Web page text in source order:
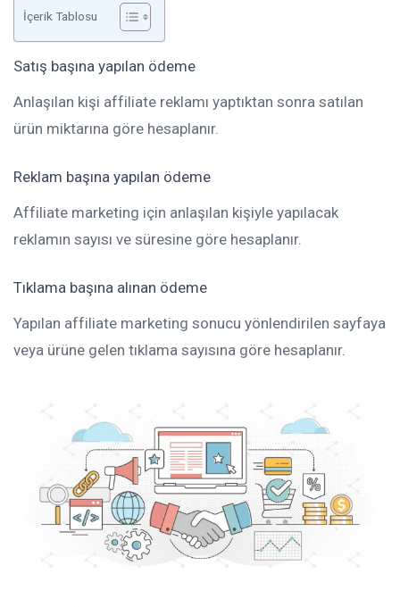
İçerik Tablosu
Satış başına yapılan ödeme
Anlaşılan kişi affiliate reklamı yaptıktan sonra satılan
ürün miktarına göre hesaplanır.
Reklam başına yapılan ödeme
Affiliate marketing için anlaşılan kişiyle yapılacak
reklamın sayısı ve süresine göre hesaplanır.
Tıklama başına alınan ödeme
Yapılan affiliate marketing sonucu yönlendirilen sayfaya
veya ürüne gelen tıklama sayısına göre hesaplanır.